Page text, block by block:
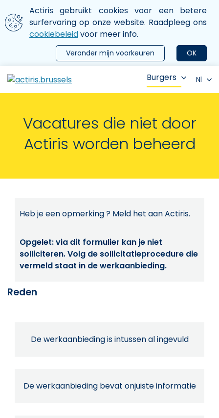
Aller au contenu principal
We gebruiken cookies
Actiris gebruikt cookies voor een betere
surfervaring op onze website. Raadpleeg ons
cookiebeleidvoor meer info.
OK
Verander mijn voorkeuren
le menu
Burgers Nl
Vacatures die niet door
Actiris worden beheerd
Heb je een opmerking ? Meld het aan Actiris.
Opgelet: via dit formulier kan je niet
solliciteren. Volg de sollicitatieprocedure die
vermeld staat in de werkaanbieding.
Reden
De werkaanbieding is intussen al ingevuld
De werkaanbieding bevat onjuiste informatie